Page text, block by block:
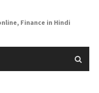
Finance in Hindi